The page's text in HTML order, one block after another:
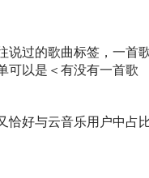
过的歌曲标签，一首
以是＜有没有一首
好与云音乐用户中占